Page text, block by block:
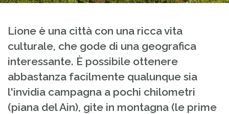
Lione è una città con una ricca vita
culturale, che gode di una geografica
interessante. È possibile ottenere
abbastanza facilmente qualunque sia
l'invidia campagna a pochi chilometri
(piana del Ain), gite in montagna (le prime